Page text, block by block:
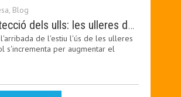
, Blog
Protecció dels ulls: les ulleres de sol, imprescindibles en una boda estiuenca
de l'estiu l'ús de les ulleres
s'incrementa per augmentar el